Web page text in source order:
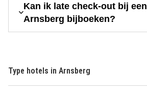
Kan ik late check-out bij
Arnsberg bijboeken?
Type hotels in Arnsberg